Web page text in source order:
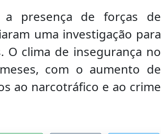
a presença de forças de
uma investigação para
O clima de insegurança no
com o aumento de
ao narcotráfico e ao crime